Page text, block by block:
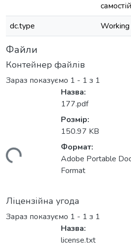
dc.type
Файли
Контейнер файлів
Зараз показуємо 1 - 1 з 1
Назва:
177.pdf
Розмір:
150.97 KB
Формат:
Adobe Portable
Format
Ліцензійна угода
Зараз показуємо 1 - 1 з 1
Назва:
license.txt